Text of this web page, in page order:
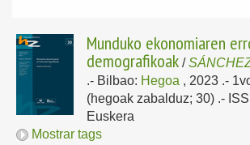
Munduko ekonomiaren
demografikoak /
.- Bilbao: Hegoa , 2023 .-
(hegoak zabalduz; 30) .-
Euskera
Mostrar tags